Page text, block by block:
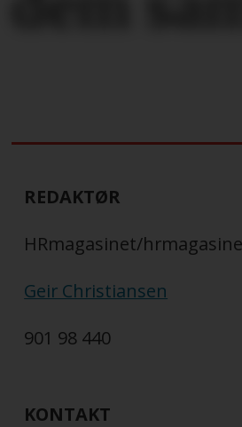
REDAKTØR
HRmagasinet/
Geir Christiansen
901 98 440
KONTAKT